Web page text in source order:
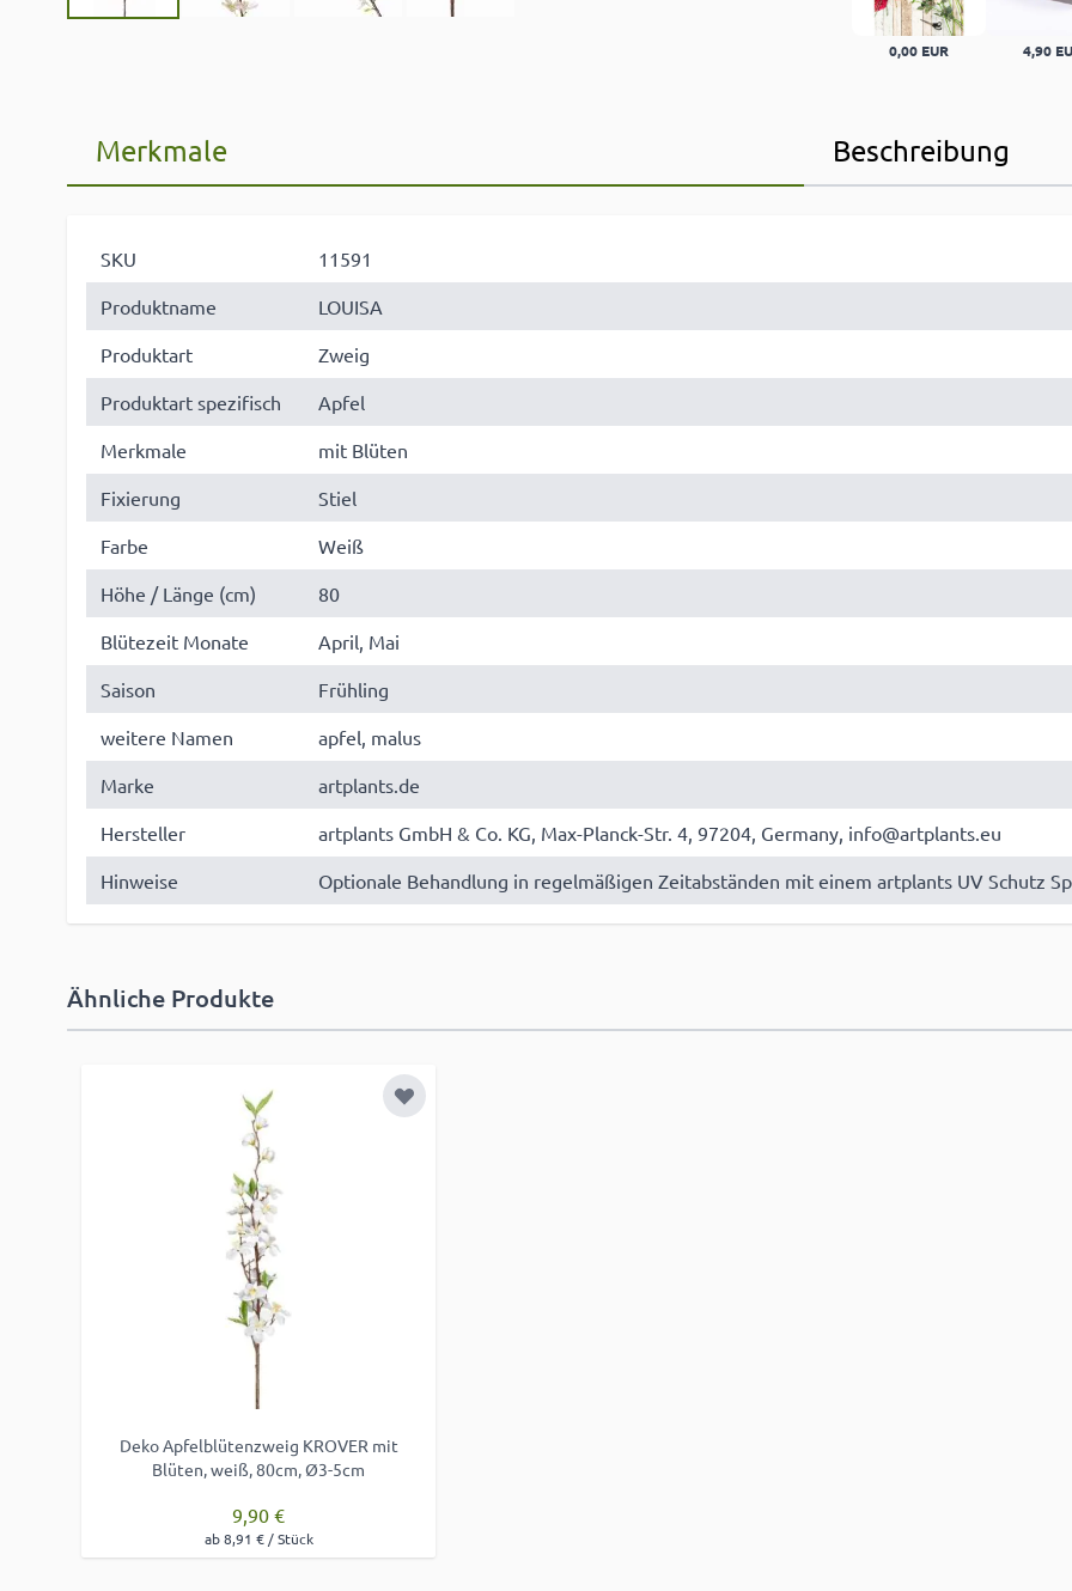
0,00 EUR 4,90
Merkmale Beschreibung
SKU
11591
Produktname
LOUISA
Produktart
Zweig
Produktart spezifisch
Apfel
Merkmale
mit Blüten
Fixierung
Stiel
Farbe
Weiß
Höhe / Länge (cm)
80
Blütezeit Monate
April, Mai
Saison
Frühling
weitere Namen
apfel, malus
Marke
artplants.de
Hersteller
artplants GmbH & Co. KG, Max-Planck-Str. 4, 97204, Germany, info@artplants.eu
Hinweise
Optionale Behandlung in regelmäßigen Zeitabständen mit einem artplants UV Schutz
Ähnliche Produkte
Zur Wunschliste hinzufügen
Deko Apfelblütenzweig KROVER mit
Blüten, weiß, 80cm, Ø3-5cm
9,90 €
ab 8,91 € / Stück